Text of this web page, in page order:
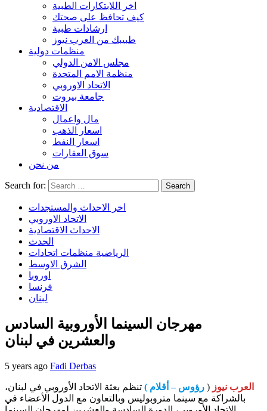
اخر اللابتكارات الطبية
كيف تحافظ على صحتك
ارشادات طبية
طبيبك من العرب نيوز
منظمات دولية
مجلس الامن الدولي
منظمة الامم المتحدة
الاتحاد الاوروبي
جامعة بيروت
الاقتصادية
مال واعمال
اسعار الذهب
اسعار النفط
سوق العقارات
من نحن
Search for:
اخر الاحداث والمستجدات
الاتحاد الاوروبي
الاحداث الاقتصادية
الحدث
الرياضية منظمات اتحادات
الشرق الاوسط
اوروبا
فرنسا
لبنان
مهرجان السينما الأوروبية السادس
والعشرين في لبنان
5 years ago Fadi Derbas
العرب نيوز ( رؤوس – أقلام ) تنظم بعثة الاتحاد الأوروبي في لبنان،
بالشراكة مع سينما متروبوليس وبالتعاون مع الدول الأعضاء في